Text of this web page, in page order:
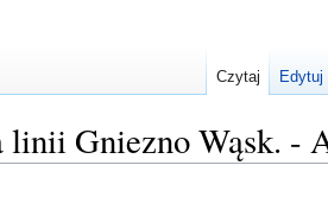
Gniezno Wąsk. -
Czytaj Edytuj